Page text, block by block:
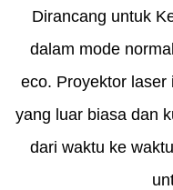
Dirancang untuk
dalam mode
eco. Proyektor laser
yang luar biasa dan
dari waktu ke